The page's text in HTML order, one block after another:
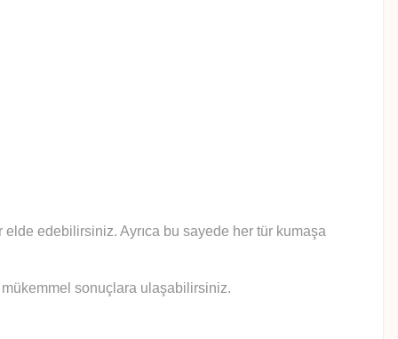
edebilirsiniz. Ayrıca bu sayede her tür kumaşa
sonuçlara ulaşabilirsiniz.